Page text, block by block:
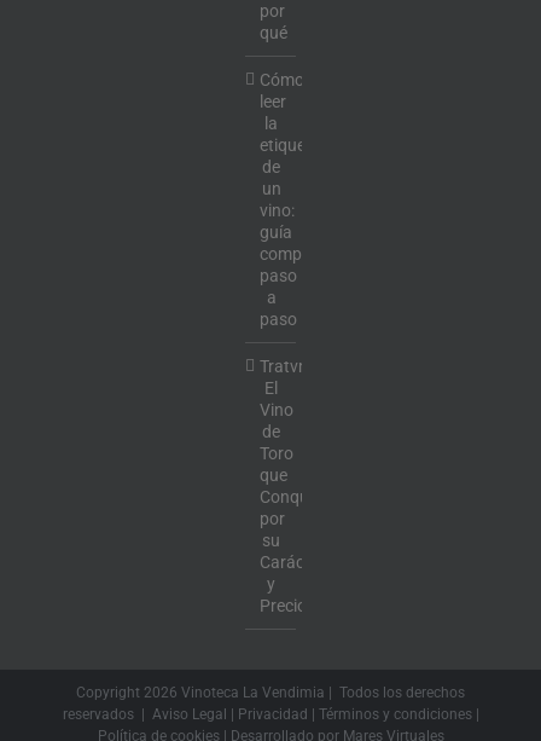
por
qué
Cómo
leer
la
etiqueta
de
un
vino:
guía
completa
paso
a
paso
Tratvm:
El
Vino
de
Toro
que
Conquista
por
su
Carácter
y
Precio
Copyright 2026 Vinoteca La Vendimia | Todos los derechos
reservados | Aviso Legal Privacidad Términos y condiciones|
Política de cookies| Desarrollado por Mares Virtuales